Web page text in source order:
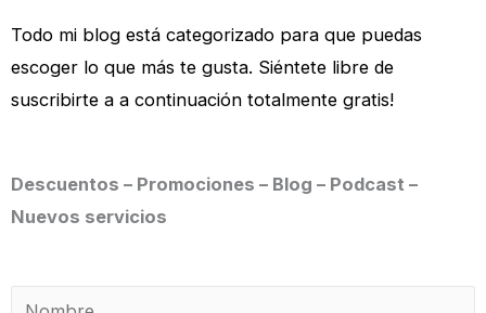
Todo mi blog está categorizado para que puedas
escoger lo que más te gusta. Siéntete libre de
suscribirte a a continuación totalmente gratis!
Descuentos – Promociones – Blog – Podcast –
Nuevos servicios